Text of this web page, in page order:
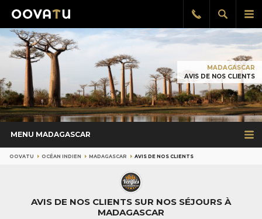
le
Afficher
la
Rappel
gratuit
MADAGASCAR
AVIS DE NOS CLIENTS
MENU MADAGASCAR
OOVATU OCÉAN INDIEN MADAGASCAR AVIS DE NOS CLIENTS
AVIS DE NOS CLIENTS SUR NOS SÉJOURS À
MADAGASCAR